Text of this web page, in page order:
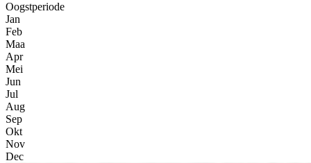
Oogstperiode
Jan
Feb
Maa
Apr
Mei
Jun
Jul
Aug
Sep
Okt
Nov
Dec